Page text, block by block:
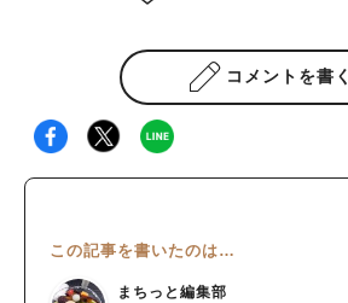
コメントを書く
この記事を書いたのは…
まちっと編集部